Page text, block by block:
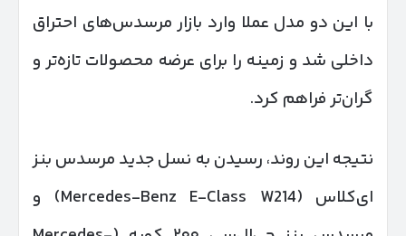
با این دو مدل عملا وارد بازار مرسدس‌های احتراق
داخلی شد و زمینه را برای عرضه محصولات تازه‌تر و
گران‌تر فراهم کرد.
نتیجه این روند، رسیدن به نسل جدید مرسدس بنز
ای‌کلاس (Mercedes-Benz E-Class W214) و